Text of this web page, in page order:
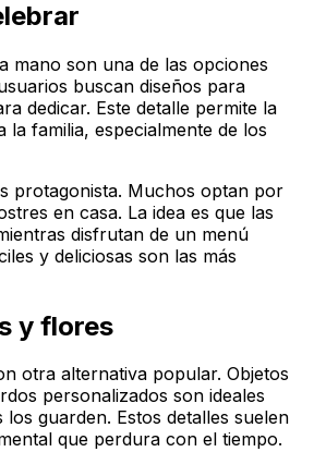
mano son una de las opciones
buscan diseños para
dedicar. Este detalle permite la
la familia, especialmente de los
protagonista. Muchos optan por
en casa. La idea es que las
disfrutan de un menú
y deliciosas son las más
y flores
otra alternativa popular. Objetos
personalizados son ideales
los guarden. Estos detalles suelen
que perdura con el tiempo.